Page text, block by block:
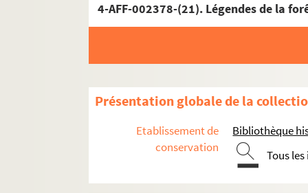
4-AFF-002378-(21). Légendes de la
Présentation globale de la
Etablissement de
conservation
Bibliothèque
Tous
Théâtre de l'Aquarium
Théâtre de l'Epée de bois
Théâtre du Soleil
Spectacles
4-AFF-002378-(01). Angela et
4-AFF-002378-(02). Les atrides